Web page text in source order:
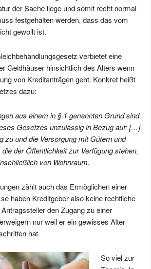
der Sache liege und somit recht normal
festgehalten werden, dass das vom
gewollt ist.
verbietet eine
Geldhäuser hinsichtlich des Alters wenn
von Kreditanträgen geht. Konkret heißt
dazu:
aus einem in § 1 genannten Grund sind
Gesetzes unzulässig in Bezug auf: […]
zu und die Versorgung mit Gütern und
der Öffentlichkeit zur Verfügung stehen,
von Wohnraum.
zählt auch das Ermöglichen einer
haben Kreditgeber also keine rechtliche
den Zugang zu einer
nur weil er ein gewisses Alter
hat.
So viel zur